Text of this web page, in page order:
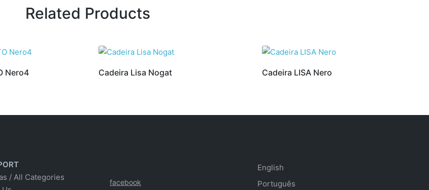
Related Products
Nero4 Cadeira Lisa Nogat Cadeira LISA Nero
/ All Categories
facebook
English
Português